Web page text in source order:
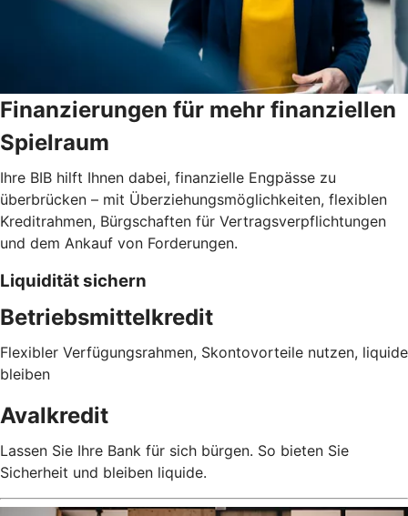
Finanzierungen für mehr finanziellen
Spielraum
Ihre BIB hilft Ihnen dabei, finanzielle Engpässe zu
überbrücken – mit Überziehungsmöglichkeiten, flexiblen
Kreditrahmen, Bürgschaften für Vertragsverpflichtungen
und dem Ankauf von Forderungen.
Liquidität sichern
Betriebsmittelkredit
Flexibler Verfügungsrahmen, Skontovorteile nutzen, liquide
bleiben
Avalkredit
Lassen Sie Ihre Bank für sich bürgen. So bieten Sie
Sicherheit und bleiben liquide.